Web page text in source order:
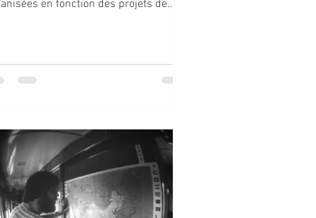
en fonction des projets de